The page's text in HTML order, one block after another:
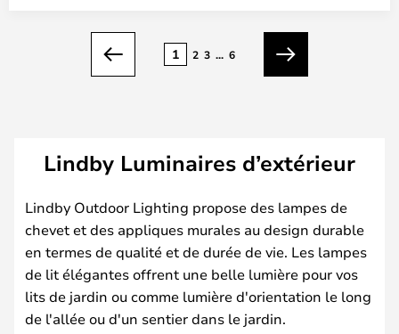
Précédent
1 2 3 ... 6
Suivant
Lindby Luminaires d’extérieur
Lindby Outdoor Lighting propose des lampes de
chevet et des appliques murales au design durable
en termes de qualité et de durée de vie. Les lampes
de lit élégantes offrent une belle lumière pour vos
lits de jardin ou comme lumière d'orientation le long
de l'allée ou d'un sentier dans le jardin.